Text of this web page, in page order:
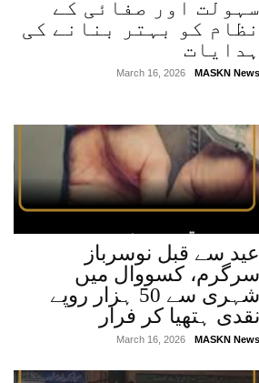
سہولت اور صفائی کے
نظام کو بہتر بنانے کی
ہدایات
MASKN News
March 16, 2026
عید سے قبل نوسرباز
سرگرم، کسووال میں
شہری سے 50 ہزار روپے
نقدی ہتھیا کر فرار
MASKN News
March 16, 2026